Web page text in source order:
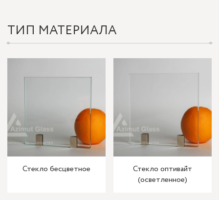
ТИП МАТЕРИАЛА
Стекло бесцветное
Стекло оптивайт
(осветленное)